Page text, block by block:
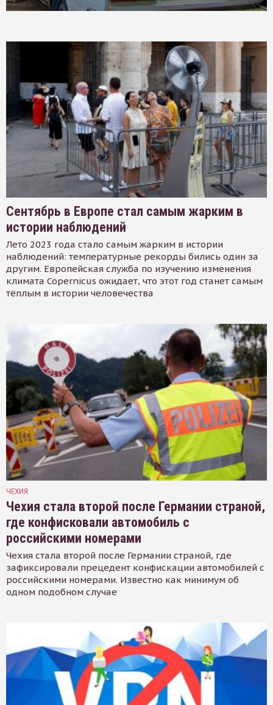
Сентябрь в Европе стал самым жарким в
истории наблюдений
Лето 2023 года стало самым жарким в истории
наблюдений: температурные рекорды бились один за
другим. Европейская служба по изучению изменения
климата Copernicus ожидает, что этот год станет самым
тёплым в истории человечества
ЧЕХИЯ
Чехия стала второй после Германии страной,
где конфисковали автомобиль с
российскими номерами
Чехия стала второй после Германии страной, где
зафиксировали прецедент конфискации автомобилей с
российскими номерами. Известно как минимум об
одном подобном случае